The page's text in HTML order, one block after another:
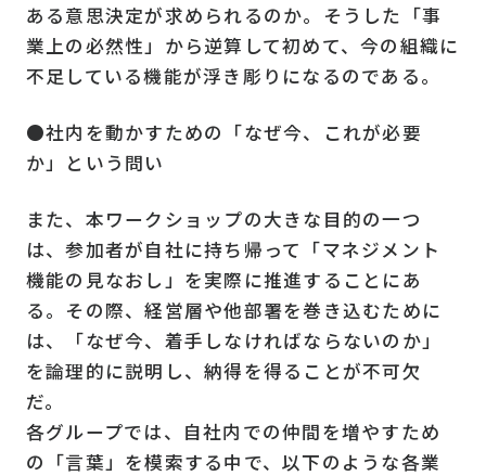
ある意思決定が求められるのか。そうした「事
業上の必然性」から逆算して初めて、今の組織に
不足している機能が浮き彫りになるのである。
●社内を動かすための「なぜ今、これが必要
か」という問い
また、本ワークショップの大きな目的の一つ
は、参加者が自社に持ち帰って「マネジメント
機能の見なおし」を実際に推進することにあ
る。その際、経営層や他部署を巻き込むために
は、「なぜ今、着手しなければならないのか」
を論理的に説明し、納得を得ることが不可欠
だ。
各グループでは、自社内での仲間を増やすため
の「言葉」を模索する中で、以下のような各業